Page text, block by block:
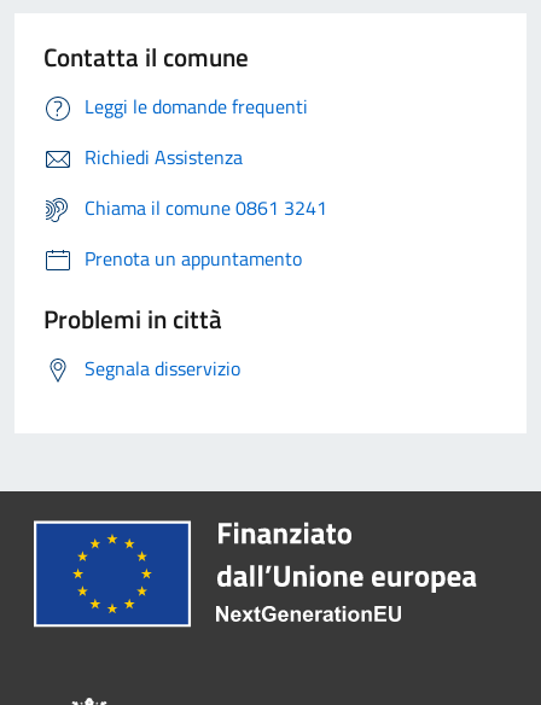
Contatta il comune
Leggi le domande frequenti
Richiedi Assistenza
Chiama il comune 0861 3241
Prenota un appuntamento
Problemi in città
Segnala disservizio